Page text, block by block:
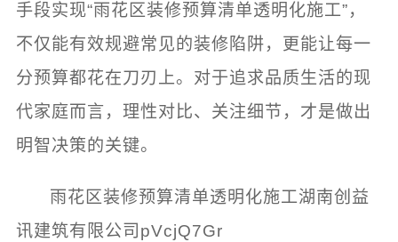
手段实现“雨花区装修预算清单透明化施工”，
不仅能有效规避常见的装修陷阱，更能让每一
分预算都花在刀刃上。对于追求品质生活的现
代家庭而言，理性对比、关注细节，才是做出
明智决策的关键。
雨花区装修预算清单透明化施工湖南创益
讯建筑有限公司pVcjQ7Gr